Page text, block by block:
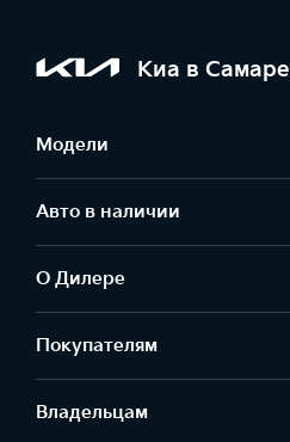
Киа в Самаре
Модели
Авто в наличии
О Дилере
Покупателям
Владельцам